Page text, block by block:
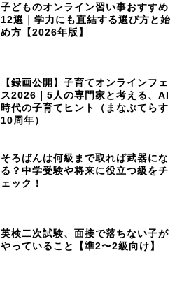
子どものオンライン習い事おすすめ
12選｜学力にも直結する選び方と始
め方【2026年版】
【録画公開】子育てオンラインフェ
ス2026｜5人の専門家と考える、AI
時代の子育てヒント（まなぶてらす
10周年）
そろばんは何級まで取れば武器にな
る？中学受験や将来に役立つ級をチ
ェック！
英検二次試験、面接で落ちない子が
やっていること【準2〜2級向け】